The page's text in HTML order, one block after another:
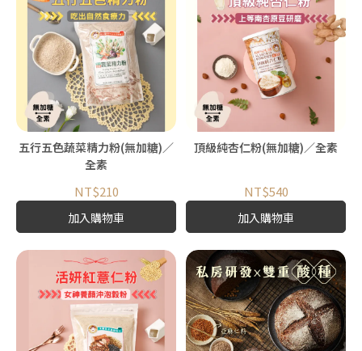
五行五色蔬菜精力粉(無加糖)／
全素
NT$210
加入購物車
頂級純杏仁粉(無加糖)／全素
NT$540
加入購物車